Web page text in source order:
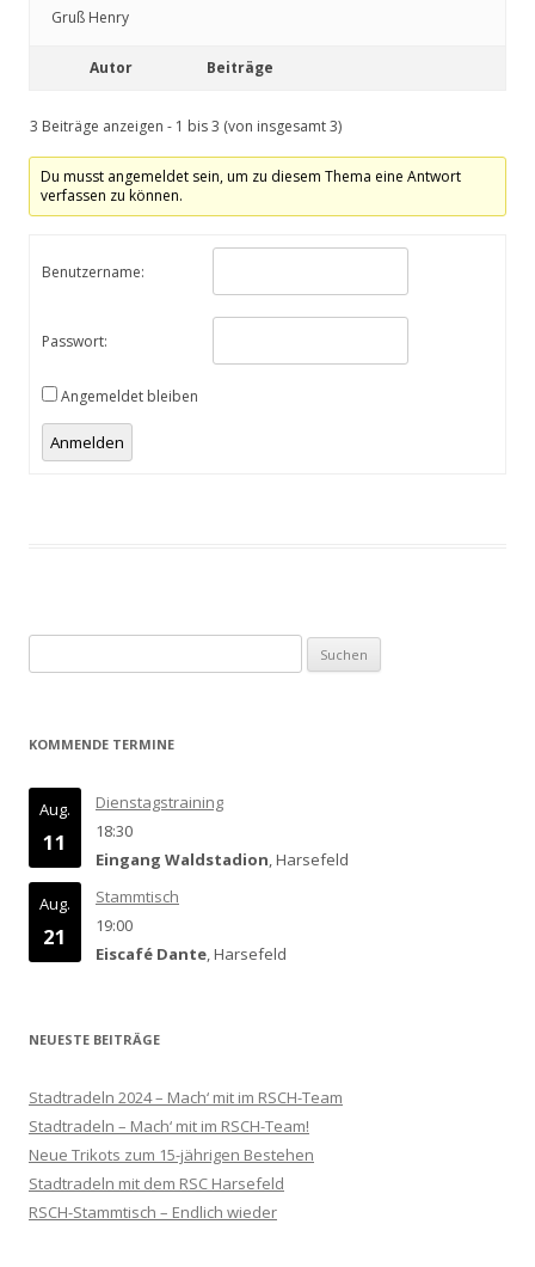
Gruß Henry
Autor Beiträge
3 Beiträge anzeigen - 1 bis 3 (von insgesamt 3)
Du musst angemeldet sein, um zu diesem Thema eine Antwort
verfassen zu können.
Benutzername:
Passwort:
Angemeldet bleiben
Anmelden
nach:
KOMMENDE TERMINE
Aug.
11
Dienstagstraining
18:30
Eingang Waldstadion, Harsefeld
Aug.
21
Stammtisch
19:00
Eiscafé Dante, Harsefeld
NEUESTE BEITRÄGE
Stadtradeln 2024 – Mach‘ mit im RSCH-Team
Stadtradeln – Mach‘ mit im RSCH-Team!
Neue Trikots zum 15-jährigen Bestehen
Stadtradeln mit dem RSC Harsefeld
RSCH-Stammtisch – Endlich wieder